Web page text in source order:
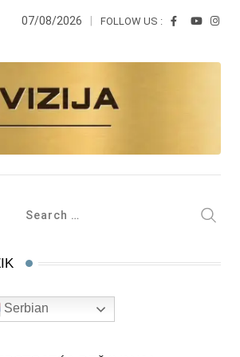
07/08/2026 FOLLOW US :
Serbian